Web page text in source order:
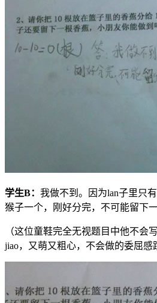
学生B： 我做不到。因为lan子里只
猴子一个，刚好分完，不可能留下
（这位童鞋完全无视题目中他不会
jiao，又萌又粗心，不会做的委屈感